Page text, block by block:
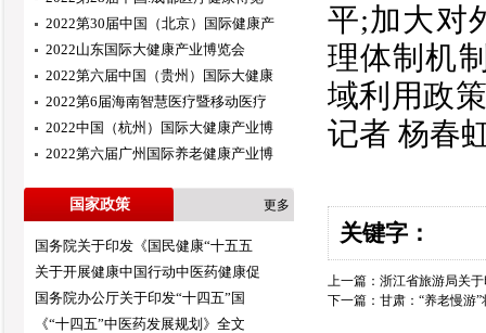
2022第30届中国（北京）国际健康产
2022山东国际大健康产业博览会
2022第六届中国（贵州）国际大健康
2022第6届海南智慧医疗暨移动医疗
2022中国（杭州）国际大健康产业博
2022第六届广州国际养老健康产业博
国家政策 更多
国务院关于印发《国民健康“十五五
关于开展健康中国行动中医药健康促
国务院办公厅关于印发“十四五”国
《“十四五”中医药发展规划》全文
平;加大对
理体制机
域利用政
记者 杨春
关键字：
上一篇： 浙江省旅游局关
下一篇： 甘肃：“养老慢游